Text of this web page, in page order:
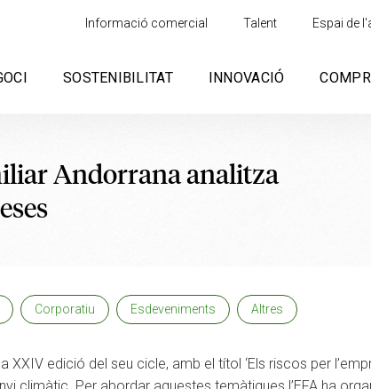
Informació comercial Talent Espai de
SOSTENIBILITAT INNOVACIÓ
Andorrana analitza
Corporatiu Esdeveniments Altres
edició del seu cicle, amb el títol ‘Els riscos per